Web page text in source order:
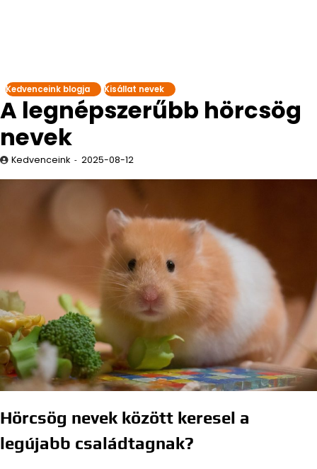
Kedvenceink blogja Kisállat nevek
A legnépszerűbb hörcsög
nevek
Kedvenceink 2025-08-12
Hörcsög nevek között keresel a
legújabb családtagnak?